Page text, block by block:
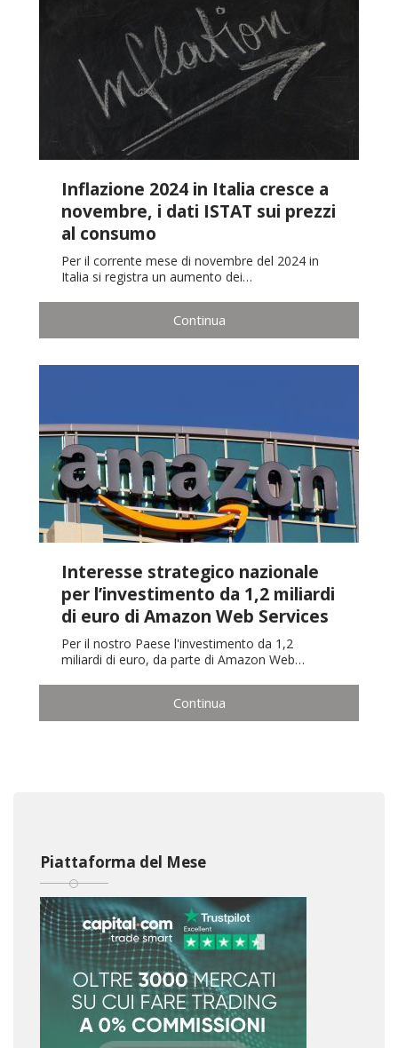
Inflazione 2024 in Italia cresce a
novembre, i dati ISTAT sui prezzi
al consumo
Per il corrente mese di novembre del 2024 in
Italia si registra un aumento dei…
Continua
Interesse strategico nazionale
per l’investimento da 1,2 miliardi
di euro di Amazon Web Services
Per il nostro Paese l'investimento da 1,2
miliardi di euro, da parte di Amazon Web…
Continua
Piattaforma del Mese